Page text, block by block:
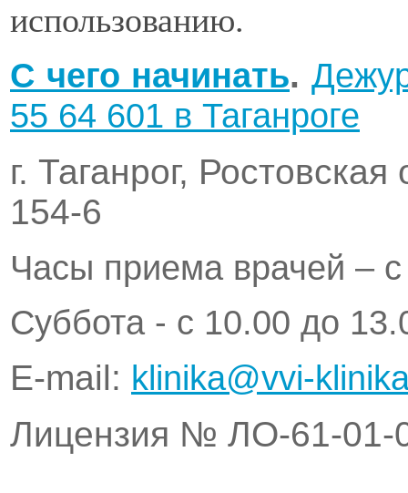
использованию.
C чего начинать.
55 64 601 в Таганроге
г. Таганрог,
154-6
Часы приема врачей –
Суббота - с 10.00 до
Е-mail: klinika@vvi-
Лицензия № ЛО-61-01-